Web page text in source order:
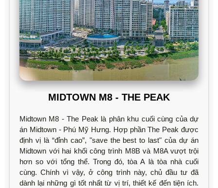
MIDTOWN M8 - THE PEAK
Midtown M8 - The Peak là phân khu cuối cùng của dự
án Midtown - Phú Mỹ Hưng. Hợp phần The Peak được
định vị là “đỉnh cao”, "save the best to last" của dự án
Midtown với hai khối công trình M8B và M8A vượt trội
hơn so với tổng thể. Trong đó, tòa A là tòa nhà cuối
cùng. Chính vì vậy, ở công trình này, chủ đầu tư đã
dành lại những gì tốt nhất từ vị trí, thiết kế đến tiện ích.